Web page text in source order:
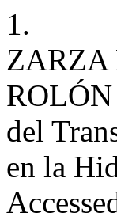
1.
ZARZA
del
en la